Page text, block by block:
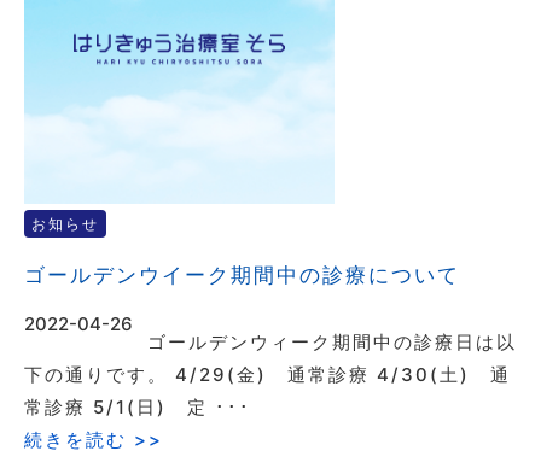
お知らせ
ゴールデンウイーク期間中の診療について
2022-04-26
ゴールデンウィーク期間中の診療日は以
下の通りです。 4/29(金) 通常診療 4/30(土) 通
常診療 5/1(日) 定 ･･･
続きを読む >>